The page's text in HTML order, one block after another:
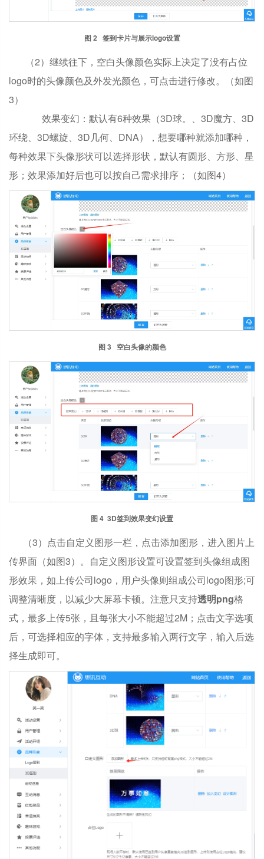
图 2 签到卡片与展示logo设置
（2）继续往下，空白头像颜色实际上决定了没有占位
logo时的头像颜色及外发光颜色，可点击进行修改。（如图
3）
效果变幻：默认有6种效果（3D球。、3D魔方、3D
环绕、3D螺旋、3D几何、DNA），想要哪种就添加哪种，
每种效果下头像形状可以选择形状，默认有圆形、方形、星
形；效果添加好后也可以按自己需求排序；（如图4）
图 3 空白头像的颜色
图 4 3D签到效果变幻设置
（3）点击自定义图形一栏，点击添加图形，进入图片上
传界面（如图3）。自定义图形设置可设置签到头像组成图
形效果，如上传公司logo，用户头像则组成公司logo图形;可
调整清晰度，以减少大屏幕卡顿。注意只支持透明png格
式，最多上传5张，且每张大小不能超过2M；点击文字选项
后，可选择相应的字体，支持最多输入两行文字，输入后选
择生成即可。